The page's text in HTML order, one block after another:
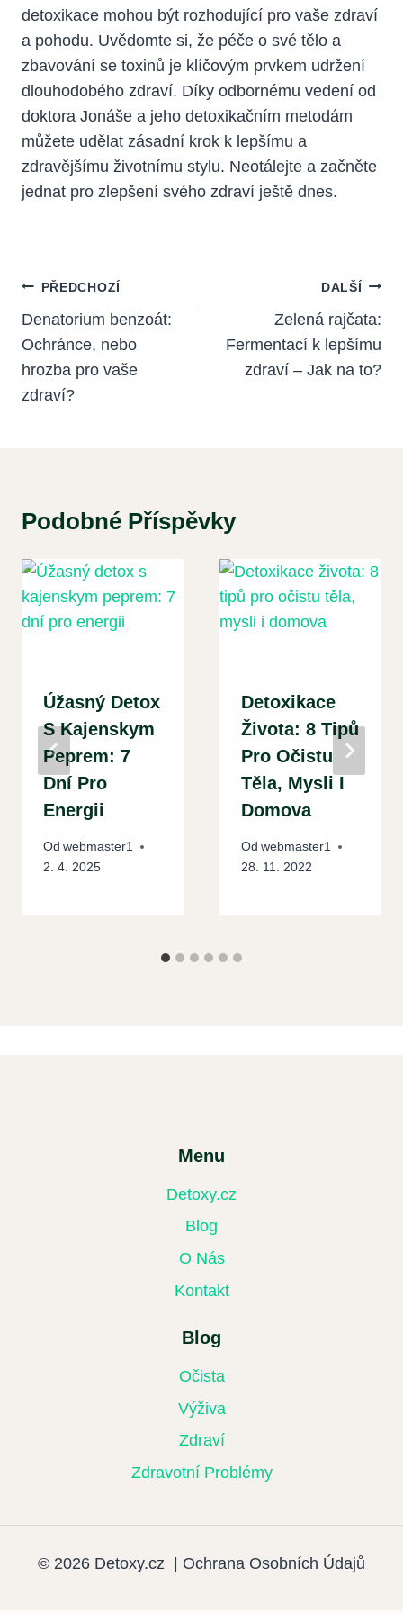
detoxikace mohou být rozhodující pro vaše zdraví
a pohodu. Uvědomte si, že péče o své tělo a
zbavování se toxinů je klíčovým prvkem udržení
dlouhodobého zdraví. Díky odbornému vedení od
doktora Jonáše a jeho detoxikačním metodám
můžete udělat zásadní krok k lepšímu a
zdravějšímu životnímu stylu. Neotálejte a začněte
jednat pro zlepšení svého zdraví ještě dnes.
Navigace
Pro
Příspěvek
PŘEDCHOZÍ
Denatorium benzoát:
Ochránce, nebo
hrozba pro vaše
zdraví?
DALŠÍ
Zelená rajčata:
Fermentací k lepšímu
zdraví – Jak na to?
Podobné Příspěvky
Úžasný Detox
S Kajenskym
Peprem: 7
Dní Pro
Energii
Od webmaster1
2. 4. 2025
Detoxikace
Života: 8 Tipů
Pro Očistu
Těla, Mysli I
Domova
Od webmaster1
28. 11. 2022
Menu
Detoxy.cz
Blog
O Nás
Kontakt
Blog
Očista
Výživa
Zdraví
Zdravotní Problémy
© 2026 Detoxy.cz | Ochrana Osobních Údajů